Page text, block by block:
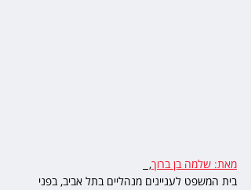
מאת: שלמה בן ברוך,
בית המשפט לעניינים מנהליים בתל אביב, בפני